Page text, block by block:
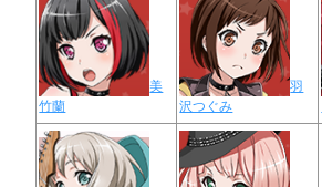
美
竹蘭
羽
沢つぐみ